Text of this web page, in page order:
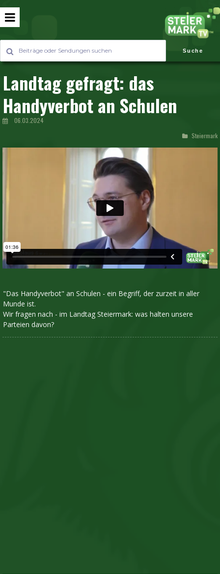
Suche
Landtag gefragt: das
Handyverbot an Schulen
06.03.2024
Steiermark
"Das Handyverbot" an Schulen - ein Begriff, der zurzeit in aller
Munde ist.
Wir fragen nach - im Landtag Steiermark: was halten unsere
Parteien davon?